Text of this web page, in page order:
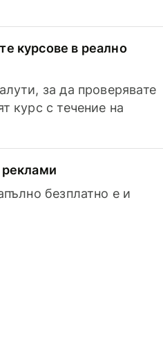
курсове в реално
за да проверявате
курс с течение на
реклами
безплатно е и